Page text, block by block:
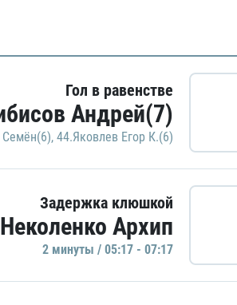
Гол в равенстве
Андрей(7)
, 44.Яковлев Егор К.(6)
Задержка клюшкой
Архип
2 минуты / 05:17 - 07:17